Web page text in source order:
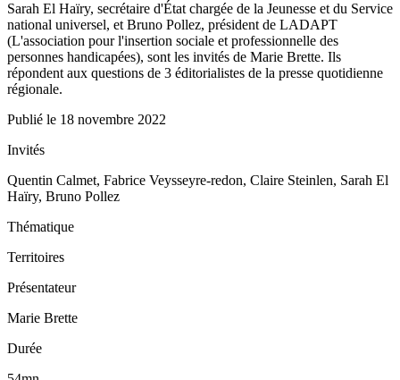
Sarah El Haïry, secrétaire d'État chargée de la Jeunesse et du Service
national universel, et Bruno Pollez, président de LADAPT
(L'association pour l'insertion sociale et professionnelle des
personnes handicapées), sont les invités de Marie Brette. Ils
répondent aux questions de 3 éditorialistes de la presse quotidienne
régionale.
Publié le 18 novembre 2022
Invités
Quentin Calmet, Fabrice Veysseyre-redon, Claire Steinlen, Sarah El
Haïry, Bruno Pollez
Thématique
Territoires
Présentateur
Marie Brette
Durée